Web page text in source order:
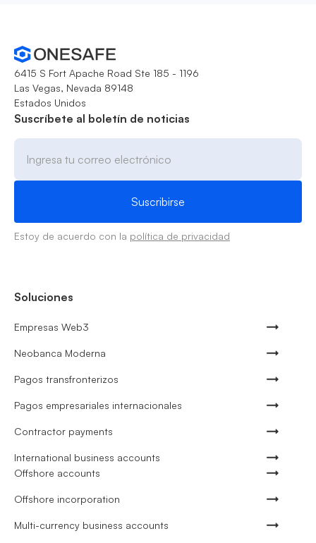
6415 S Fort Apache Road Ste 185 - 1196
Las Vegas, Nevada 89148
Estados Unidos
Suscríbete al boletín de noticias
Estoy de acuerdo con la política de privacidad
Soluciones
Empresas Web3
Neobanca Moderna
Pagos transfronterizos
Pagos empresariales internacionales
Contractor payments
International business accounts
Offshore accounts
Offshore incorporation
Multi-currency business accounts